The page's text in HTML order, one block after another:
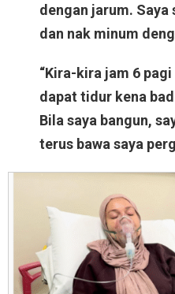
dengan jarum. Saya
dan nak minum
“Kira-kira jam 6
dapat tidur kena
Bila saya bangun,
terus bawa saya